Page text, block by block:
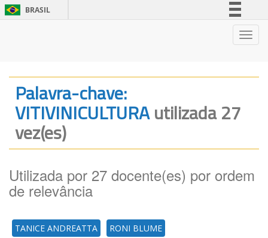
BRASIL
Canais
Palavra-chave:
VITIVINICULTURAutilizada 27
vez(es)
Utilizada por 27 docente(es) por ordem
de relevância
TANICE ANDREATTA RONI BLUME